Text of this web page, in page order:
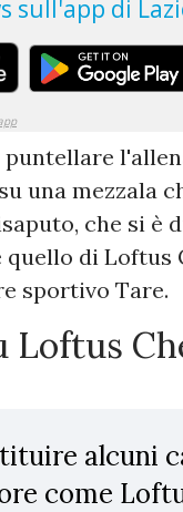
una mezzala
che si è
di Loftus
sportivo Tare.
Loftus
alcuni
come